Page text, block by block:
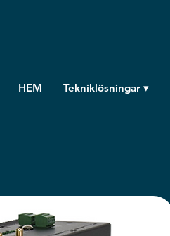
HEM Tekniklösningar ▾